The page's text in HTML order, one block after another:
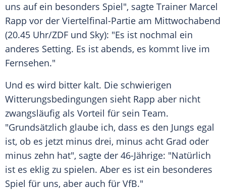
uns auf ein besonders Spiel", sagte Trainer Marcel
Rapp vor der Viertelfinal-Partie am Mittwochabend
(20.45 Uhr/ZDF und Sky): "Es ist nochmal ein
anderes Setting. Es ist abends, es kommt live im
Fernsehen."
Und es wird bitter kalt. Die schwierigen
Witterungsbedingungen sieht Rapp aber nicht
zwangsläufig als Vorteil für sein Team.
"Grundsätzlich glaube ich, dass es den Jungs egal
ist, ob es jetzt minus drei, minus acht Grad oder
minus zehn hat", sagte der 46-Jährige: "Natürlich
ist es eklig zu spielen. Aber es ist ein besonderes
Spiel für uns, aber auch für VfB."